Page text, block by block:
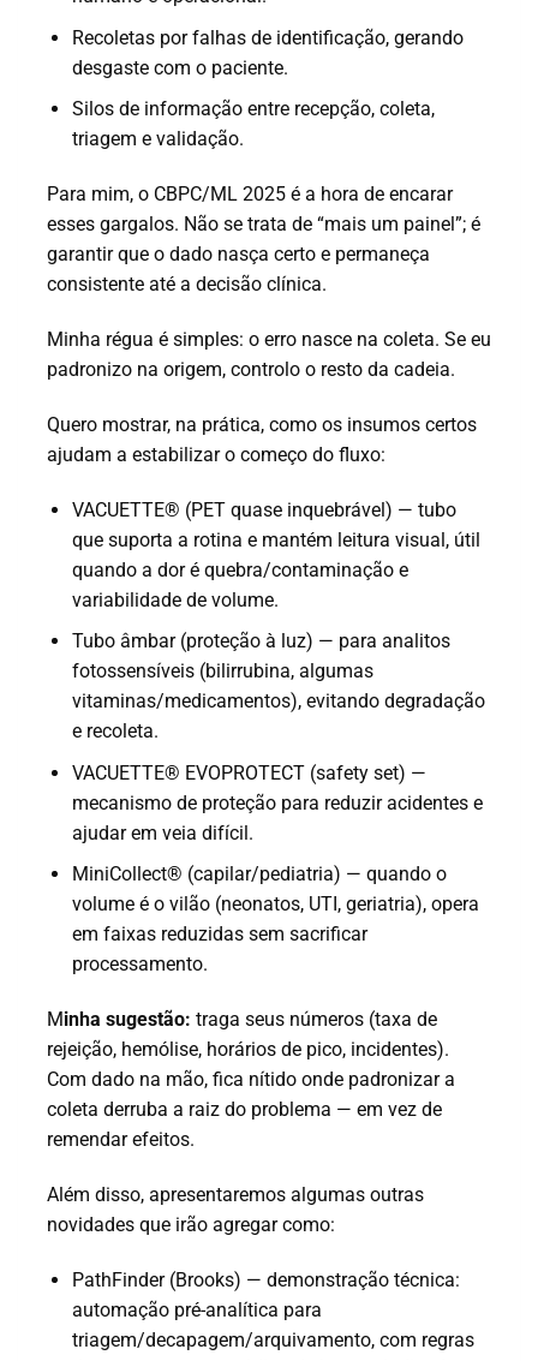
Recoletas por falhas de identificação, gerando
desgaste com o paciente.
Silos de informação entre recepção, coleta,
triagem e validação.
Para mim, o CBPC/ML 2025 é a hora de encarar
esses gargalos. Não se trata de “mais um painel”; é
garantir que o dado nasça certo e permaneça
consistente até a decisão clínica.
Minha régua é simples: o erro nasce na coleta. Se eu
padronizo na origem, controlo o resto da cadeia.
Quero mostrar, na prática, como os insumos certos
ajudam a estabilizar o começo do fluxo:
VACUETTE® (PET quase inquebrável) — tubo
que suporta a rotina e mantém leitura visual, útil
quando a dor é quebra/contaminação e
variabilidade de volume.
Tubo âmbar (proteção à luz) — para analitos
fotossensíveis (bilirrubina, algumas
vitaminas/medicamentos), evitando degradação
e recoleta.
VACUETTE® EVOPROTECT (safety set) —
mecanismo de proteção para reduzir acidentes e
ajudar em veia difícil.
MiniCollect® (capilar/pediatria) — quando o
volume é o vilão (neonatos, UTI, geriatria), opera
em faixas reduzidas sem sacrificar
processamento.
Minha sugestão: traga seus números (taxa de
rejeição, hemólise, horários de pico, incidentes).
Com dado na mão, fica nítido onde padronizar a
coleta derruba a raiz do problema — em vez de
remendar efeitos.
Além disso, apresentaremos algumas outras
novidades que irão agregar como:
PathFinder (Brooks) — demonstração técnica:
automação pré-analítica para
triagem/decapagem/arquivamento, com regras